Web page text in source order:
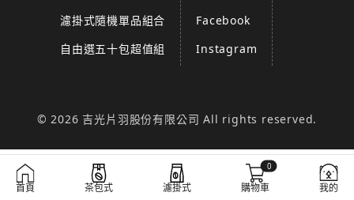
濾掛式隨機單品組合
自由選五十包超值組
Facebook
Instagram
© 2026 吉光片羽股份有限公司 All rights reserved.
首頁 茶包式 濾掛式 購物車
0
我的